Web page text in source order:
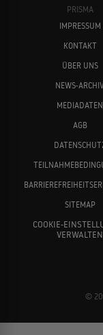
PRISMA
IMPRESSUM
KONTAKT
ÜBER UNS
NEWS-
MEDIADATEN
AGB
SITEMAP
COOKIE-
VERWALTEN
©